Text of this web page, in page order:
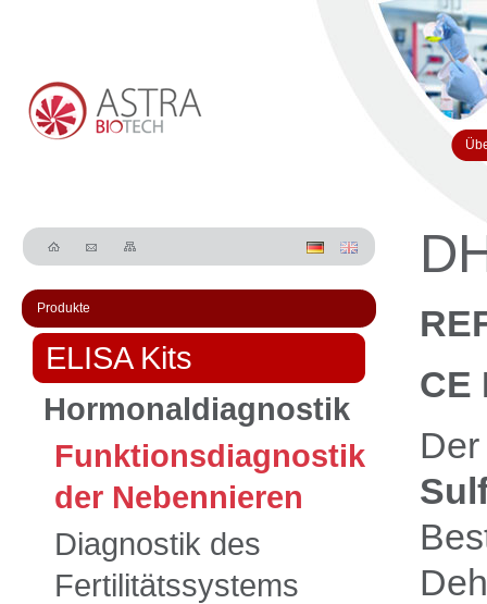
Produkte
ELISA Kits
Hormonaldiagnostik
Funktionsdiagnostik
der Nebennieren
Diagnostik des
Fertilitätssystems
CE